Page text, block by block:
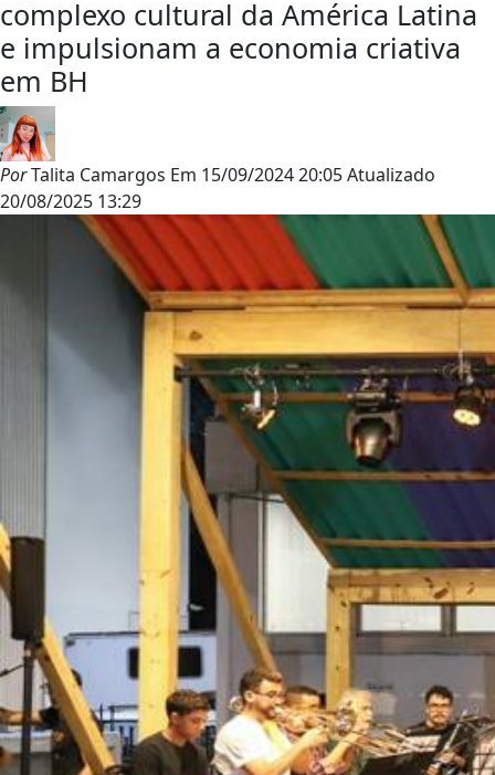
complexo cultural da América Latina
e impulsionam a economia criativa
em BH
PorTalita Camargos Em 15/09/2024 20:05Atualizado
20/08/2025 13:29